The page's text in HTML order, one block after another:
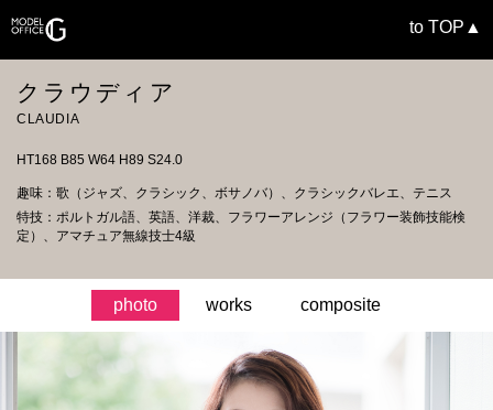
to TOP▲
クラウディア
CLAUDIA
HT168 B85 W64 H89 S24.0
趣味：歌（ジャズ、クラシック、ボサノバ）、クラシックバレエ、テニス
特技：ポルトガル語、英語、洋裁、フラワーアレンジ（フラワー装飾技能検
定）、アマチュア無線技士4級
photo works composite